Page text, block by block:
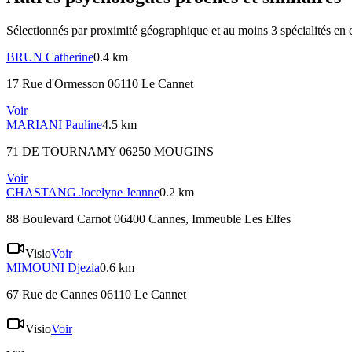
Sélectionnés par proximité géographique et au moins 3 spécialités en
BRUN Catherine0.4 km
17 Rue d'Ormesson 06110 Le Cannet
Voir
MARIANI Pauline4.5 km
71 DE TOURNAMY 06250 MOUGINS
Voir
CHASTANG Jocelyne Jeanne0.2 km
88 Boulevard Carnot 06400 Cannes, Immeuble Les Elfes
VisioVoir
MIMOUNI Djezia0.6 km
67 Rue de Cannes 06110 Le Cannet
VisioVoir